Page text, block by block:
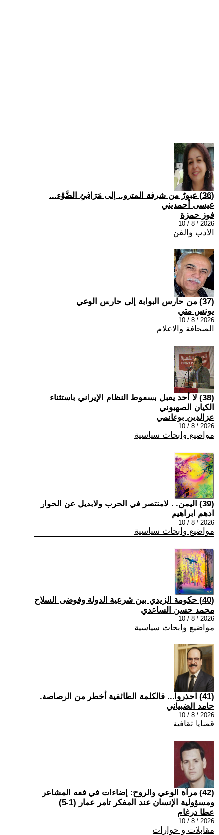
(36) عبورٌ من شرفة المترو.. إلى مَرَافِئِ الضَّوْء...
عيسى أحمديني
فوز حمزة
2026 / 8 / 10
الادب والفن
(37) من حارس البوابة إلى حارس الوعي
يونس متي
2026 / 8 / 10
الصحافة والاعلام
(38) لا أحد يقبل بسقوط النظام الإيراني باستثناء
الكيان الصهيوني
عزالدين بوغانمي
2026 / 8 / 10
مواضيع وابحاث سياسية
(39) اليمن. . لامنتصر في الحرب ولابديل عن الحوار
ادهم ابراهيم
2026 / 8 / 10
مواضيع وابحاث سياسية
(40) حكومة الزيدي بين شرعية الدولة وفوضى السلاح
محمد حسن الساعدي
2026 / 8 / 10
مواضيع وابحاث سياسية
(41) احذروا... فالكلمة الطائفية أخطر من الرصاصة.
حامد الضبياني
2026 / 8 / 10
قضايا ثقافية
(42) مرآة الوعي والروح: إضاءات في فقه المشاعر
ومسؤولية الإنسان عند المفكر تامر عمار (1-5)
عطا درغام
2026 / 8 / 10
مقابلات و حوارات